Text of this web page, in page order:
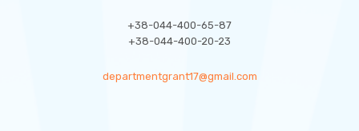
+38-044-400-65-87
+38-044-400-20-23
departmentgrant17@gmail.com